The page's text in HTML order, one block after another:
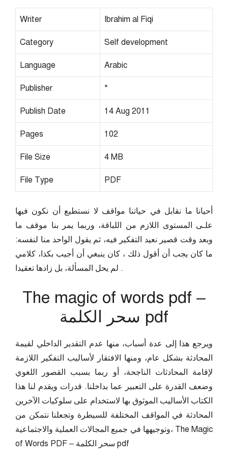
Writer Ibrahim al Fiqi
Category Self development
Language Arabic
Publisher *
Publish Date 14 Aug 2011
Pages 102
File Size 4 MB
File Type PDF
أحيانا ما نقابل في حياتنا مواقف لا نستطيع أن نكون فيها
علـى المستوى اللازم من اللباقة، وربما يمر بنا موقف ما
وبعد وقت قصير نعيد التفكير فيه، ثم يقول الواحد منا لنفسه:
ما كان يجب أن أقول ذلك ، كان ينبغي أن أجيب بكذا، كلامي
لم يحل المسألة، بل زادها تعقيدا .
The magic of words pdf –
سحر الكلمة pdf
ويرجع هذا إلى عدة أسباب، منها عدم التقدير الداخلي لقيمة
المحادثة بشكل عام، ومنها الافتقار لأساليب التفكير اللازمة
لإقامة المحادثات الناجحة، أو ربما بسبب القصور اللغوي
وضعف القدرة على التعبير عما بداخلنا. قدرات ويقدم لنا هذا
الكتاب الأساليب الموثوق بها لاستخدام على سلوكيات الآخرين
المحادثة في المواقف المختلفة للسيطرة وتجعلنا نتمكن من
وتوجيهها في جميع المجالات العملية والاجتماعية، The Magic
of Words PDF – سحر الكلمة pdf